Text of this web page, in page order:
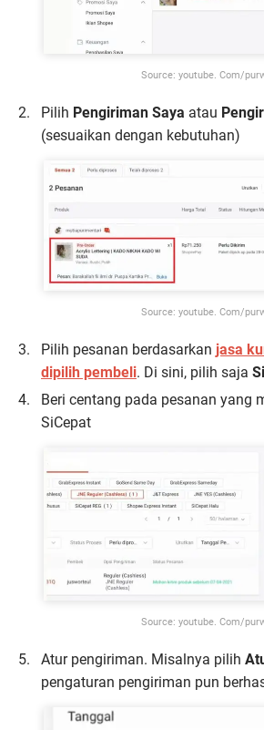
Source: youtube. Com/
Pilih Pengiriman Saya atau
(sesuaikan dengan kebutuhan)
Source: youtube. Com/
Pilih pesanan berdasarkan jasa
dipilih pembeli. Di sini, pilih saja
Beri centang pada pesanan yang
SiCepat
Source: youtube. Com/
Atur pengiriman. Misalnya pilih
pengaturan pengiriman pun